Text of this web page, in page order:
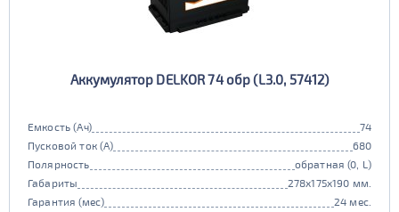
Аккумулятор DELKOR 74 обр (L3.0, 57412)
Емкость (Ач)
74
Пусковой ток (А)
680
Полярность
обратная (0, L)
Габариты
278x175x190 мм.
Гарантия (мес)
24 мес.